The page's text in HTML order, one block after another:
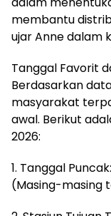
membantu
ujar Anne dalam
Tanggal Favorit
Berdasarkan
masyarakat
awal. Berikut
2026:
1. Tanggal
(Masing-masing